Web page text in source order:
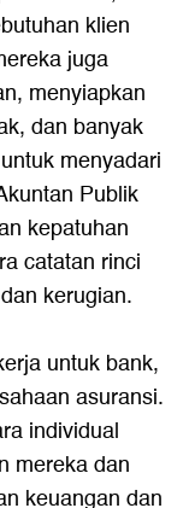
klien
juga
menyiapkan
dan banyak
menyadari
Publik
kepatuhan
catatan rinci
kerugian.
untuk bank,
asuransi.
individual
mereka dan
keuangan dan